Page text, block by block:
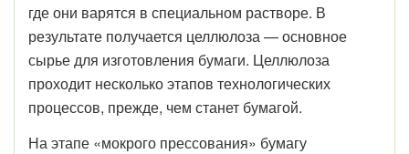
где они варятся в специальном растворе. В
результате получается целлюлоза — основное
сырье для изготовления бумаги. Целлюлоза
проходит несколько этапов технологических
процессов, прежде, чем станет бумагой.
На этапе «мокрого прессования» бумагу